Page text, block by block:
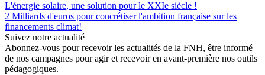
L'énergie solaire, une solution pour le XXIe siècle !
2 Milliards d'euros pour concrétiser l'ambition française sur les
financements climat!
Suivez notre actualité
Abonnez-vous pour recevoir les actualités de la FNH, être informé
de nos campagnes pour agir et recevoir en avant-première nos outils
pédagogiques.